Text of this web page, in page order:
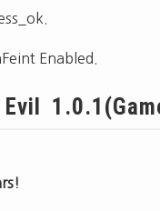
Enabled.